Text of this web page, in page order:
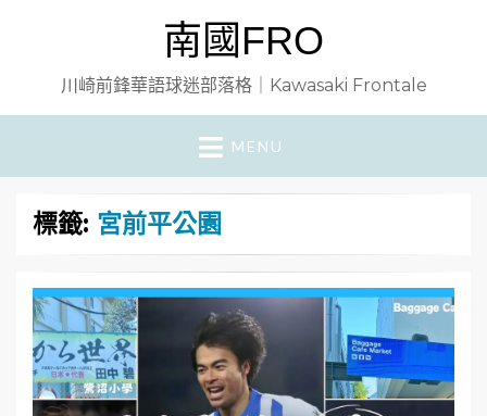
南國FRO
川崎前鋒華語球迷部落格｜Kawasaki Frontale
MENU
標籤: 宮前平公園